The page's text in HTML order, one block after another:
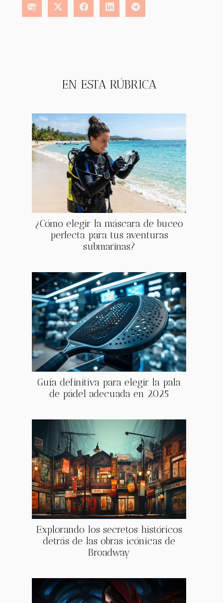
EN ESTA RÚBRICA
¿Cómo elegir la máscara de buceo
perfecta para tus aventuras
submarinas?
Guía definitiva para elegir la pala
de pádel adecuada en 2025
Explorando los secretos históricos
detrás de las obras icónicas de
Broadway